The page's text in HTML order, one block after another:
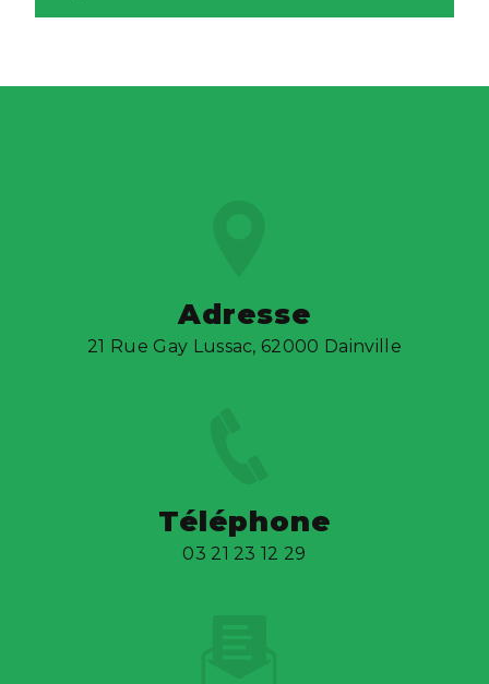
Adresse
21 Rue Gay Lussac, 62000 Dainville
Téléphone
03 21 23 12 29